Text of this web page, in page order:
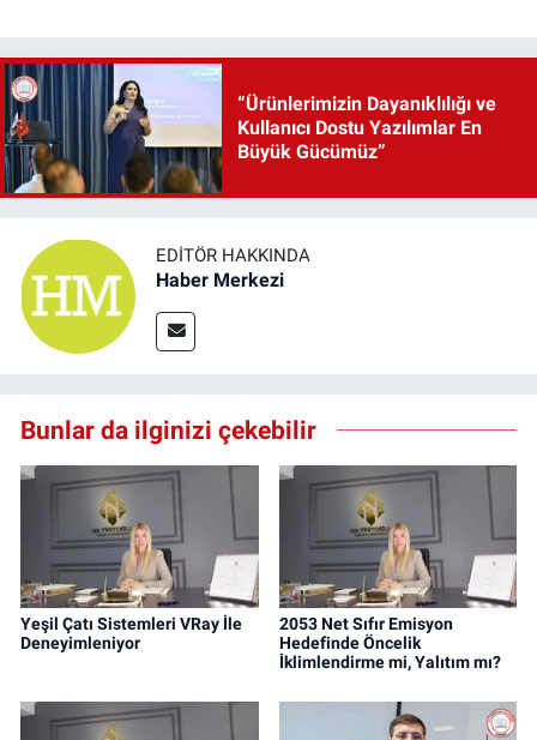
“Ürünlerimizin Dayanıklılığı ve
Kullanıcı Dostu Yazılımlar En
Büyük Gücümüz”
EDITÖR HAKKINDA
Haber Merkezi
Bunlar da ilginizi çekebilir
Yeşil Çatı Sistemleri VRay İle
Deneyimleniyor
2053 Net Sıfır Emisyon
Hedefinde Öncelik
İklimlendirme mi, Yalıtım mı?